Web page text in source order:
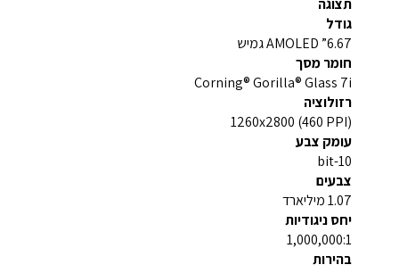
תצוגה
גודל
6.67” AMOLED גמיש
חומר מסך
Corning® Gorilla® Glass 7i
רזולוציה
1260x2800 (460 PPI)
עומק צבע
10-bit
צבעים
1.07 מיליארד
יחס ניגודיות
1,000,000:1
בהירות